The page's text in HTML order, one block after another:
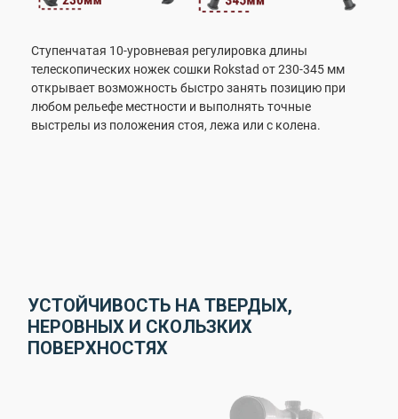
Ступенчатая 10-уровневая регулировка длины
телескопических ножек сошки Rokstad от 230-345 мм
открывает возможность быстро занять позицию при
любом рельефе местности и выполнять точные
выстрелы из положения стоя, лежа или с колена.
УСТОЙЧИВОСТЬ НА ТВЕРДЫХ,
НЕРОВНЫХ И СКОЛЬЗКИХ
ПОВЕРХНОСТЯХ